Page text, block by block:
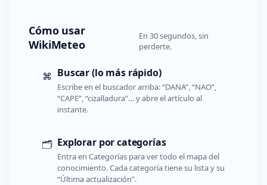
Cómo usar
WikiMeteo
En 30 segundos, sin
perderte.
⌘ Buscar (lo más rápido)
Escribe en el buscador arriba: “DANA”, “NAO”,
“CAPE”, “cizalladura”… y abre el artículo al
instante.
🗂️ Explorar por categorías
Entra en Categorías para ver todo el mapa del
conocimiento. Cada categoría tiene su lista y su
“Última actualización”.